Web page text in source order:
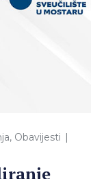
, Obavijesti